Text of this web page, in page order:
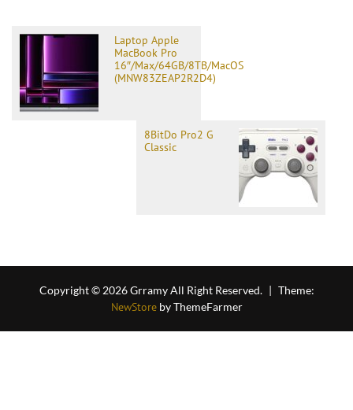
Laptop Apple
MacBook Pro
16″/Max/64GB/8TB/MacOS
(MNW83ZEAP2R2D4)
8BitDo Pro2 G
Classic
Copyright © 2026 Grramy All Right Reserved. | Theme:
NewStoreby ThemeFarmer